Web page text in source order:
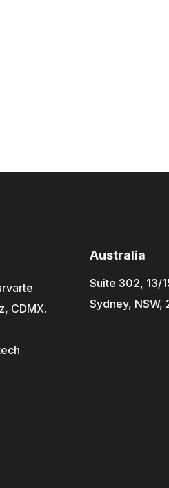
CDMX.
Australia
Suite 302, 13/
Sydney, NSW,